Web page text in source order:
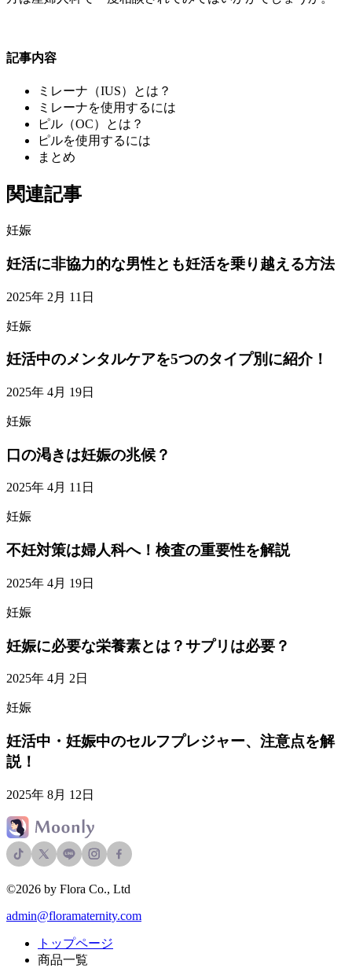
記事内容
ミレーナ（IUS）とは？
ミレーナを使用するには
ピル（OC）とは？
ピルを使用するには
まとめ
関連記事
妊娠
妊活に非協力的な男性とも妊活を乗り越える方法
2025年 2月 11日
妊娠
妊活中のメンタルケアを5つのタイプ別に紹介！
2025年 4月 19日
妊娠
口の渇きは妊娠の兆候？
2025年 4月 11日
妊娠
不妊対策は婦人科へ！検査の重要性を解説
2025年 4月 19日
妊娠
妊娠に必要な栄養素とは？サプリは必要？
2025年 4月 2日
妊娠
妊活中・妊娠中のセルフプレジャー、注意点を解
説！
2025年 8月 12日
©2026 by Flora Co., Ltd
admin@floramaternity.com
トップページ
商品一覧